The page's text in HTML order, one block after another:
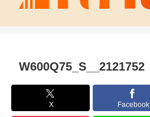
W600Q75_S__2121752
X Facebook